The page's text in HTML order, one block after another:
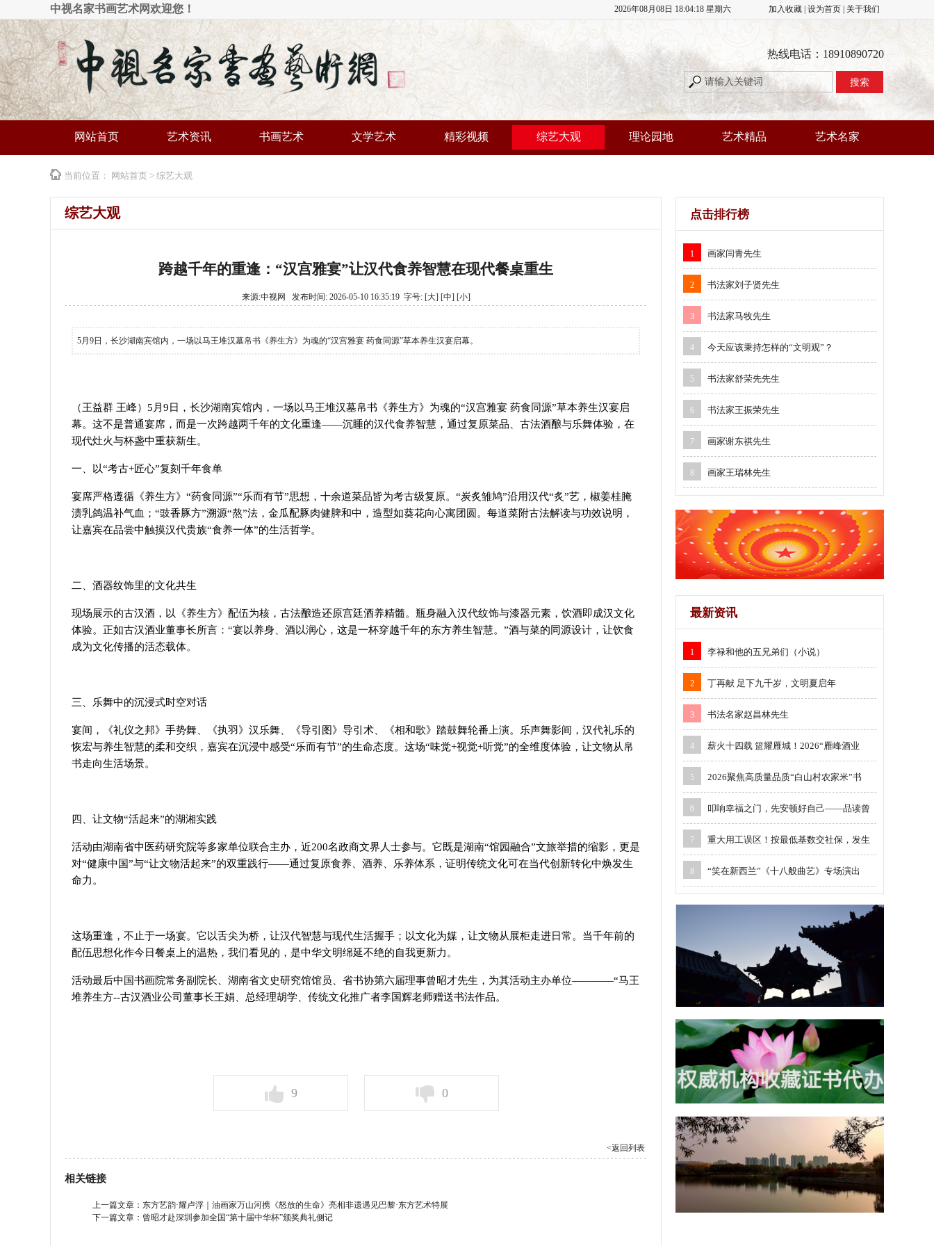
中视名家书画艺术网欢迎您！ 2026年08月08日 18:04:18 星期六 加入收藏 设为首页 关于我们
热线电话：18910890720
网站首页 艺术资讯 书画艺术 文学艺术 精彩视频 综艺大观 理论园地 艺术精品 艺术名家
当前位置： 网站首页 > 综艺大观
综艺大观
跨越千年的重逢：“汉宫雅宴”让汉代食养智慧在现代餐桌重生
来源:中视网 发布时间: 2026-05-10 16:35:19 字号: [大] [中] [小]
5月9日，长沙湖南宾馆内，一场以马王堆汉墓帛书《养生方》为魂的“汉宫雅宴 药食同源”草本养生汉宴启幕。
（王益群 王峰）5月9日，长沙湖南宾馆内，一场以马王堆汉墓帛书《养生方》为魂的“汉宫雅宴 药食同源”草本养生汉宴启
幕。这不是普通宴席，而是一次跨越两千年的文化重逢——沉睡的汉代食养智慧，通过复原菜品、古法酒酿与乐舞体验，在
现代灶火与杯盏中重获新生。
一、以“考古+匠心”复刻千年食单
宴席严格遵循《养生方》“药食同源”“乐而有节”思想，十余道菜品皆为考古级复原。“炭炙雏鸠”沿用汉代“炙”艺，椒姜桂腌
渍乳鸽温补气血；“豉香豚方”溯源“熬”法，金瓜配豚肉健脾和中，造型如葵花向心寓团圆。每道菜附古法解读与功效说明，
让嘉宾在品尝中触摸汉代贵族“食养一体”的生活哲学。
二、酒器纹饰里的文化共生
现场展示的古汉酒，以《养生方》配伍为核，古法酿造还原宫廷酒养精髓。瓶身融入汉代纹饰与漆器元素，饮酒即成汉文化
体验。正如古汉酒业董事长所言：“宴以养身、酒以润心，这是一杯穿越千年的东方养生智慧。”酒与菜的同源设计，让饮食
成为文化传播的活态载体。
三、乐舞中的沉浸式时空对话
宴间，《礼仪之邦》手势舞、《执羽》汉乐舞、《导引图》导引术、《相和歌》踏鼓舞轮番上演。乐声舞影间，汉代礼乐的
恢宏与养生智慧的柔和交织，嘉宾在沉浸中感受“乐而有节”的生命态度。这场“味觉+视觉+听觉”的全维度体验，让文物从帛
书走向生活场景。
四、让文物“活起来”的湖湘实践
活动由湖南省中医药研究院等多家单位联合主办，近200名政商文界人士参与。它既是湖南“馆园融合”文旅举措的缩影，更是
对“健康中国”与“让文物活起来”的双重践行——通过复原食养、酒养、乐养体系，证明传统文化可在当代创新转化中焕发生
命力。
这场重逢，不止于一场宴。它以舌尖为桥，让汉代智慧与现代生活握手；以文化为媒，让文物从展柜走进日常。当千年前的
配伍思想化作今日餐桌上的温热，我们看见的，是中华文明绵延不绝的自我更新力。
活动最后中国书画院常务副院长、湖南省文史研究馆馆员、省书协第六届理事曾昭才先生，为其活动主办单位————“马王
堆养生方--古汉酒业公司董事长王娟、总经理胡学、传统文化推广者李国辉老师赠送书法作品。
9 0
<返回列表
相关链接
上一篇文章： 东方艺韵·耀卢浮｜油画家万山河携《怒放的生命》亮相非遗遇见巴黎·东方艺术特展
下一篇文章： 曾昭才赴深圳参加全国“第十届中华杯”颁奖典礼侧记
点击排行榜
1 画家闫青先生
2 书法家刘子贤先生
3 书法家马牧先生
4 今天应该秉持怎样的“文明观”？
5 书法家舒荣先先生
6 书法家王振荣先生
7 画家谢东祺先生
8 画家王瑞林先生
最新资讯
1 李禄和他的五兄弟们（小说）
2 丁再献 足下九千岁，文明夏启年
3 书法名家赵昌林先生
4 薪火十四载 篮耀雁城！2026“雁峰酒业
5 2026聚焦高质量品质“白山村农家米”书
6 叩响幸福之门，先安顿好自己——品读曾
7 重大用工误区！按最低基数交社保，发生
8 “笑在新西兰”《十八般曲艺》专场演出